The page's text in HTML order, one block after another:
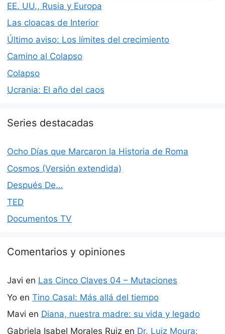
EE. UU., Rusia y Europa
Las cloacas de Interior
Último aviso: Los límites del crecimiento
Camino al Colapso
Colapso
Ucrania: El año del caos
Series destacadas
Ocho Días que Marcaron la Historia de Roma
Cosmos (Versión extendida)
Después De…
TED
Documentos TV
Comentarios y opiniones
Javi en Las Cinco Claves 04 – Mutaciones
Yo en Tino Casal: Más allá del tiempo
Mavi en Diana, nuestra madre: su vida y legado
Gabriela Isabel Morales Ruiz en Dr. Luiz Moura: